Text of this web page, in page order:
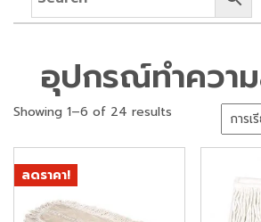
อุปกรณ์ทำความ
Showing 1–6 of 24 results
ลดราคา!